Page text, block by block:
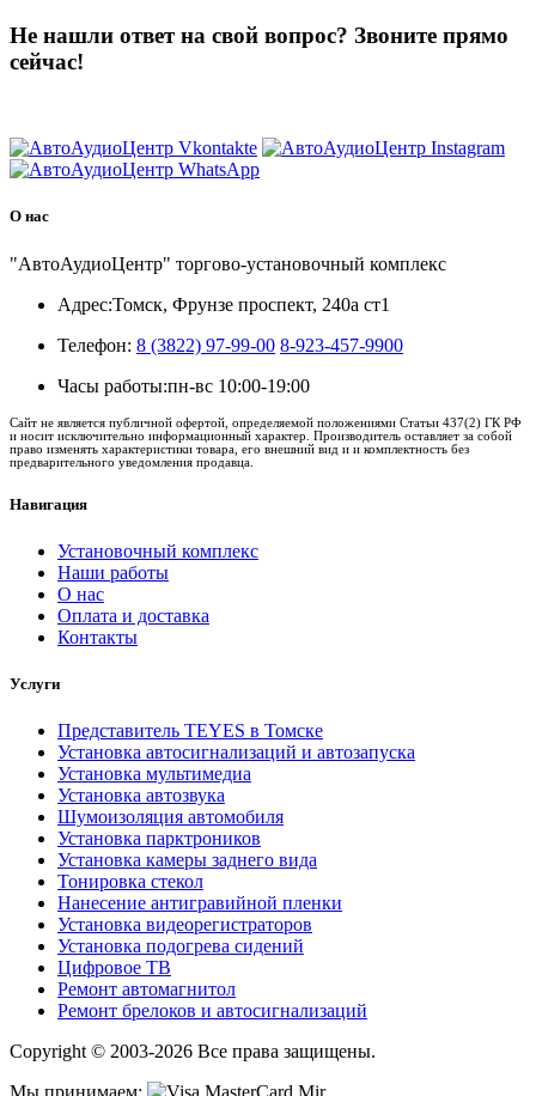
Не нашли ответ на свой вопрос? Звоните прямо
сейчас!
О нас
"АвтоАудиоЦентр" торгово-установочный комплекс
Адрес:Томск, Фрунзе проспект, 240а ст1
Телефон: 8 (3822) 97-99-00 8-923-457-9900
Часы работы:пн-вс 10:00-19:00
Сайт не является публичной офертой, определяемой положениями Статьи 437(2) ГК РФ
и носит исключительно информационный характер. Производитель оставляет за собой
право изменять характеристики товара, его внешний вид и и комплектность без
предварительного уведомления продавца.
Навигация
Установочный комплекс
Наши работы
О нас
Оплата и доставка
Контакты
Услуги
Представитель TEYES в Томске
Установка автосигнализаций и автозапуска
Установка мультимедиа
Установка автозвука
Шумоизоляция автомобиля
Установка парктроников
Установка камеры заднего вида
Тонировка стекол
Нанесение антигравийной пленки
Установка видеорегистраторов
Установка подогрева сидений
Цифровое ТВ
Ремонт автомагнитол
Ремонт брелоков и автосигнализаций
Copyright © 2003-2026 Все права защищены.